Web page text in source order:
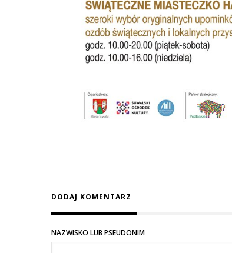
DODAJ KOMENTARZ
NAZWISKO LUB PSEUDONIM